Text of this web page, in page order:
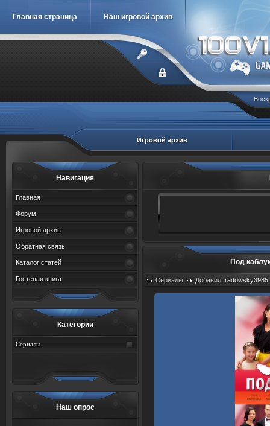
Главная страница Наш игровой архив
Игровой архив
Навигация
Главная
Форум
Игровой архив
Обратная связь
Каталог статей
Гостевая книга
Категории
Сериалы
Наш опрос
Под
Сериалы Добавил: radowsky3985
Просмотров: 462